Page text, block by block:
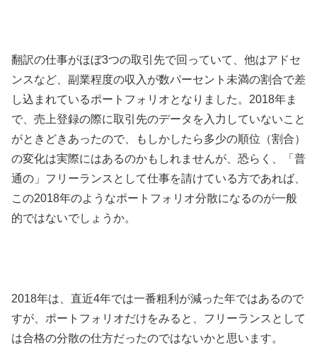
翻訳の仕事がほぼ3つの取引先で回っていて、他はアドセ
ンスなど、副業程度の収入が数パーセント未満の割合で差
し込まれているポートフォリオとなりました。2018年ま
で、売上登録の際に取引先のデータを入力していないこと
がときどきあったので、もしかしたら多少の順位（割合）
の変化は実際にはあるのかもしれませんが、恐らく、「普
通の」フリーランスとして仕事を請けている方であれば、
この2018年のようなポートフォリオ分散になるのが一般
的ではないでしょうか。
2018年は、直近4年では一番粗利が減った年ではあるので
すが、ポートフォリオだけをみると、フリーランスとして
は合格の分散の仕方だったのではないかと思います。